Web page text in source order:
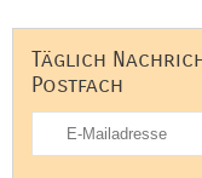
Täglich
Postfach